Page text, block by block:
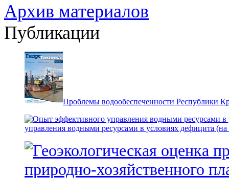
Архив материалов
Публикации
Проблемы водообеспеченности Республики
управления водными ресурсами в условиях дефицита